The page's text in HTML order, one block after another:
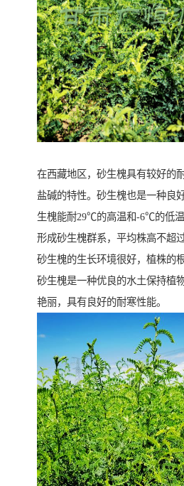
在西藏地区，砂生槐具有较好的
盐碱的特性。砂生槐也是一种良
生槐能耐29℃的高温和-6℃的低
形成砂生槐群系，平均株高不超
砂生槐的生长环境很好，植株的
砂生槐是一种优良的水土保持植
艳丽，具有良好的耐寒性能。